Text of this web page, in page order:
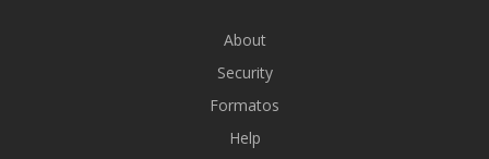
About
Security
Formatos
Help